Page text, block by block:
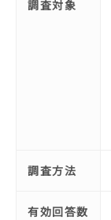
調査対象
調査方法
有効回答数